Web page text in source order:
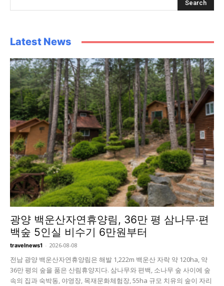
Latest News
광양 백운산자연휴양림, 36만 평 삼나무·편
백숲 5인실 비수기 6만원부터
travelnews1 - 2026-08-08
전남 광양 백운산자연휴양림은 해발 1,222m 백운산 자락 약 120ha, 약
36만 평의 숲을 품은 산림휴양지다. 삼나무와 편백, 소나무 숲 사이에 숲
속의 집과 숙박동, 야영장, 목재문화체험장, 55ha 규모 치유의 숲이 자리